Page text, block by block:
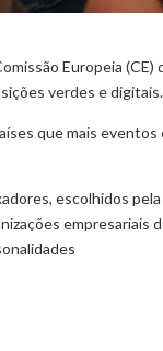
Europeia
verdes e digitais.
que mais
escolhidos
empresariais